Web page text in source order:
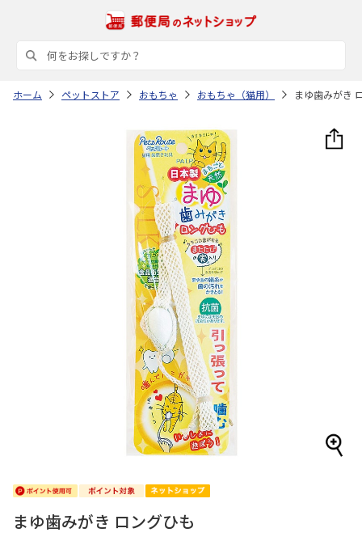
ホーム ペットストア おもちゃ おもちゃ（猫用） まゆ歯みがき
まゆ歯みがき ロングひも